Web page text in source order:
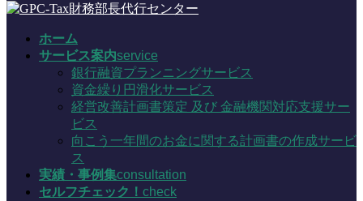
動
ホーム
サービス案内service
銀行融資プランニングサービス
資金繰り円滑化サービス
経営改善計画書策定 及び 金融機関対応支援サー
ビス
向こう一年間のお金に関する計画書の作成サービ
ス
実績・事例集consultation
セルフチェック！ check